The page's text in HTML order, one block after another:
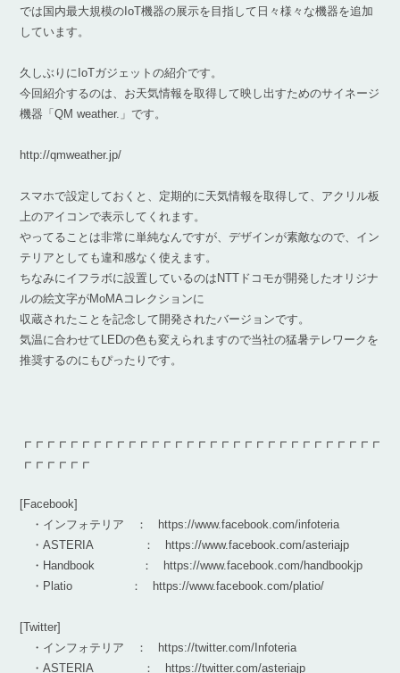
では国内最大規模のIoT機器の展示を目指して日々様々な機器を追加
しています。
久しぶりにIoTガジェットの紹介です。
今回紹介するのは、お天気情報を取得して映し出すためのサイネージ
機器「QM weather.」です。
http://qmweather.jp/
スマホで設定しておくと、定期的に天気情報を取得して、アクリル板
上のアイコンで表示してくれます。
やってることは非常に単純なんですが、デザインが素敵なので、イン
テリアとしても違和感なく使えます。
ちなみにイフラボに設置しているのはNTTドコモが開発したオリジナ
ルの絵文字がMoMAコレクションに
収蔵されたことを記念して開発されたバージョンです。
気温に合わせてLEDの色も変えられますので当社の猛暑テレワークを
推奨するのにもぴったりです。
┏┏┏┏┏┏┏┏┏┏┏┏┏┏┏┏┏┏┏┏┏┏┏┏┏┏┏┏┏┏┏
┏┏┏┏┏┏
[Facebook]
・インフォテリア ： https://www.facebook.com/infoteria
・ASTERIA ： https://www.facebook.com/asteriajp
・Handbook ： https://www.facebook.com/handbookjp
・Platio ： https://www.facebook.com/platio/
[Twitter]
・インフォテリア ： https://twitter.com/Infoteria
・ASTERIA ： https://twitter.com/asteriajp